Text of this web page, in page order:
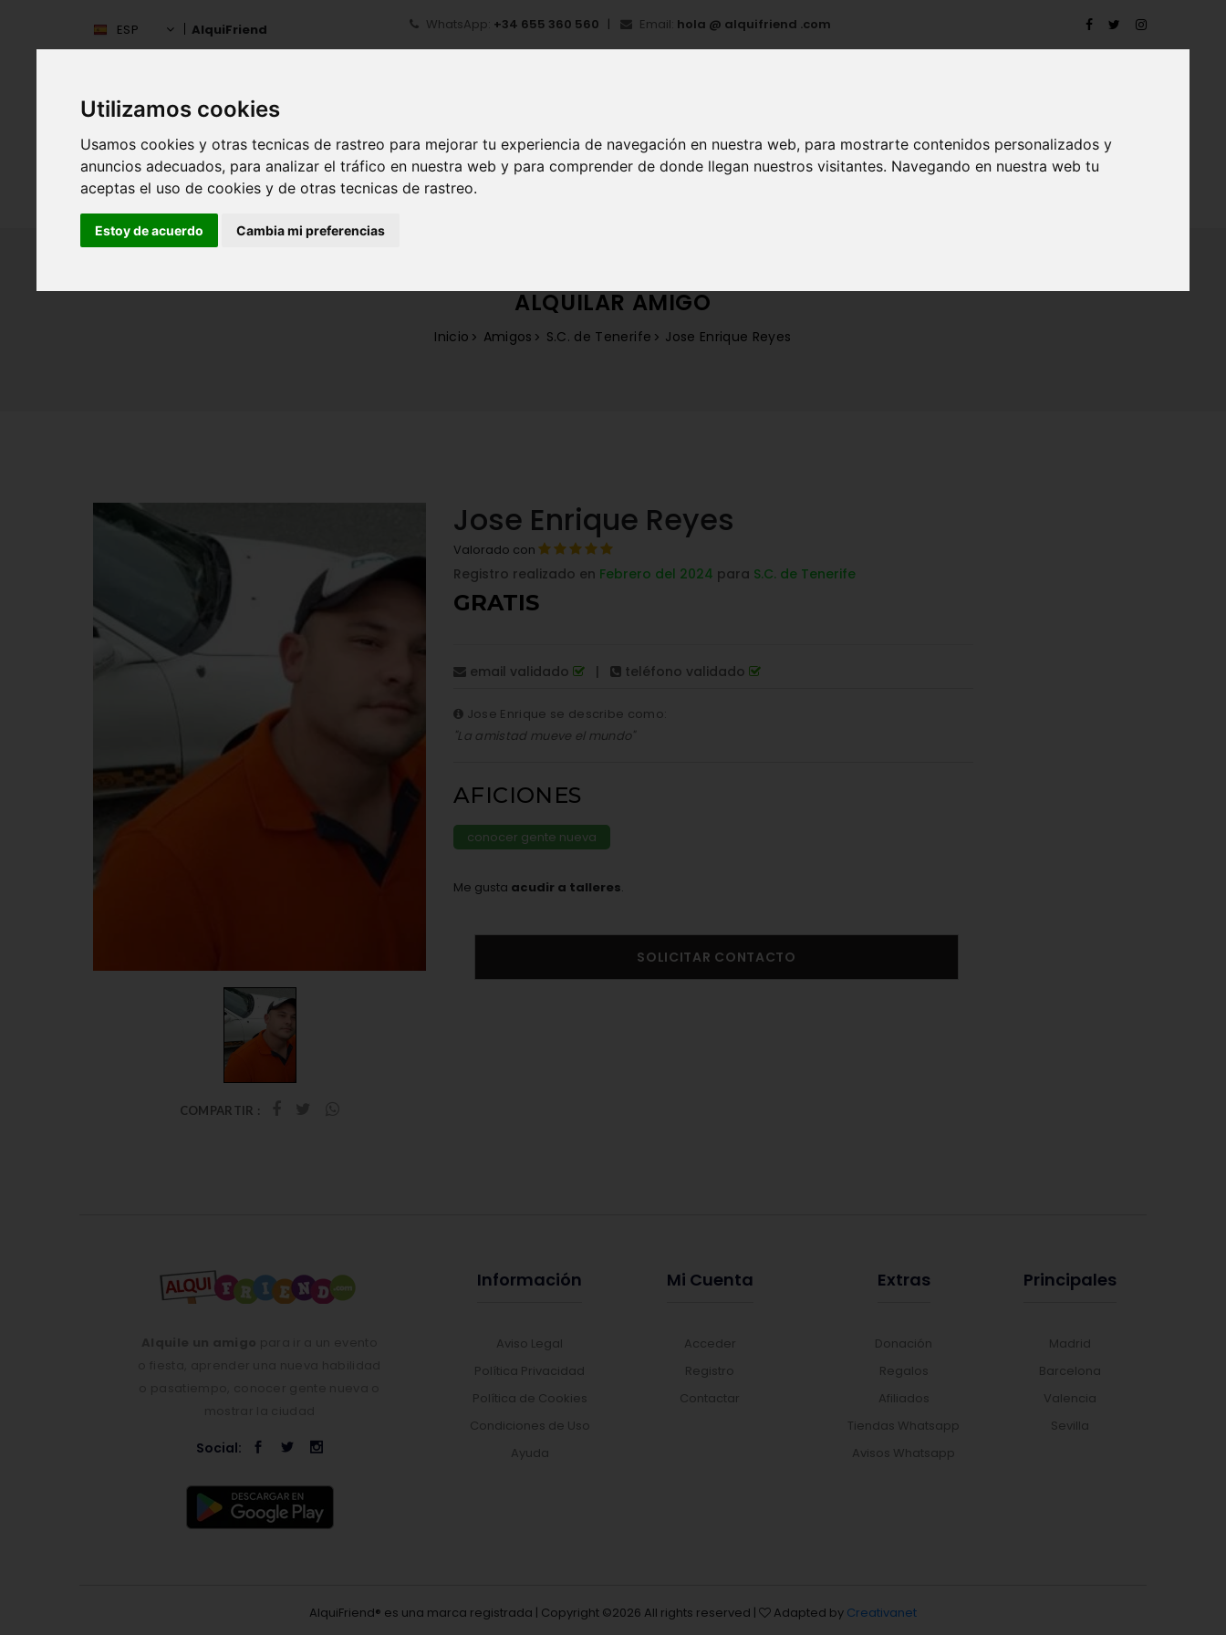
Utilizamos cookies
Usamos cookies y otras tecnicas de rastreo para mejorar tu experiencia de navegación en nuestra web, para mostrarte contenidos personalizados y
anuncios adecuados, para analizar el tráfico en nuestra web y para comprender de donde llegan nuestros visitantes. Navegando en nuestra web tu
aceptas el uso de cookies y de otras tecnicas de rastreo.
Estoy de acuerdo Cambia mi preferencias
ESP AlquiFriend WhatsApp: +34 655 360 560 Email: hola @ alquifriend .com
ESPAÑA INICIO ¿QUÉ ES ALQUIFRIEND?
ALQUILAR AMIGO
Inicio Amigos S.C. de Tenerife Jose Enrique Reyes
COMPARTIR :
Jose Enrique Reyes
Valorado con
Registro realizado en Febrero del 2024 para S.C. de Tenerife
GRATIS
email validado | teléfono validado
Jose Enrique se describe como:
"La amistad mueve el mundo"
AFICIONES
conocer gente nueva
Me gusta acudir a talleres.
SOLICITAR CONTACTO
Social:
Información
Aviso Legal
Política Privacidad
Política de Cookies
Condiciones de Uso
Ayuda
Mi Cuenta
Acceder
Registro
Contactar
Extras
Donación
Regalos
Afiliados
Tiendas Whatsapp
Avisos Whatsapp
Principales
Madrid
Barcelona
Valencia
Sevilla
AlquiFriend® es una marca registrada | Copyright ©2026 All rights reserved | Adapted by Creativanet